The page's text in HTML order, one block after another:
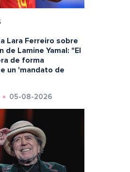
Lara Ferreiro sobre
de Lamine Yamal: "El
de forma
un 'mandato de
05-08-2026